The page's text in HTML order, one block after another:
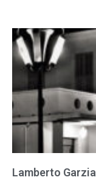
Lamberto